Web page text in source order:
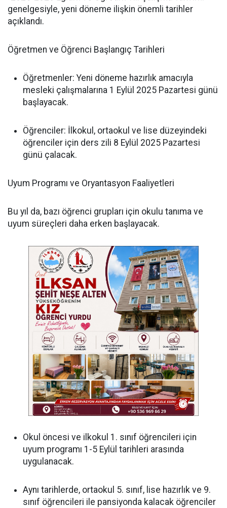
genelgesiyle, yeni döneme ilişkin önemli tarihler
açıklandı.
Öğretmen ve Öğrenci Başlangıç Tarihleri
Öğretmenler: Yeni döneme hazırlık amacıyla
mesleki çalışmalarına 1 Eylül 2025 Pazartesi günü
başlayacak.
Öğrenciler: İlkokul, ortaokul ve lise düzeyindeki
öğrenciler için ders zili 8 Eylül 2025 Pazartesi
günü çalacak.
Uyum Programı ve Oryantasyon Faaliyetleri
Bu yıl da, bazı öğrenci grupları için okulu tanıma ve
uyum süreçleri daha erken başlayacak.
Okul öncesi ve ilkokul 1. sınıf öğrencileri için
uyum programı 1-5 Eylül tarihleri arasında
uygulanacak.
Aynı tarihlerde, ortaokul 5. sınıf, lise hazırlık ve 9.
sınıf öğrencileri ile pansiyonda kalacak öğrenciler